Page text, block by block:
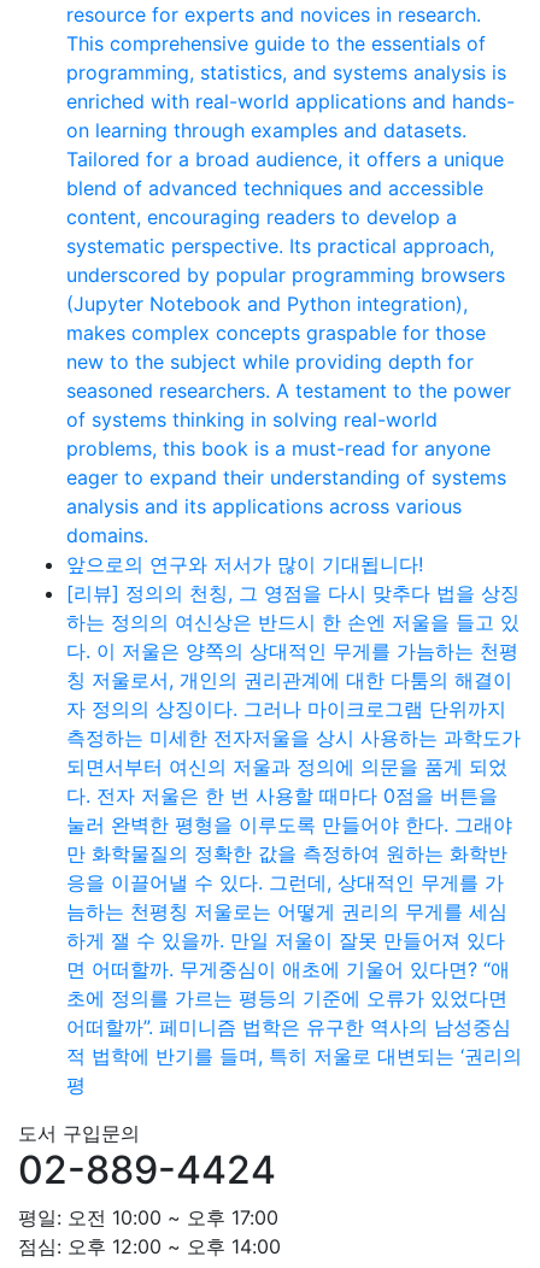
resource for experts and novices in research.
This comprehensive guide to the essentials of
programming, statistics, and systems analysis is
enriched with real-world applications and hands-
on learning through examples and datasets.
Tailored for a broad audience, it offers a unique
blend of advanced techniques and accessible
content, encouraging readers to develop a
systematic perspective. Its practical approach,
underscored by popular programming browsers
(Jupyter Notebook and Python integration),
makes complex concepts graspable for those
new to the subject while providing depth for
seasoned researchers. A testament to the power
of systems thinking in solving real-world
problems, this book is a must-read for anyone
eager to expand their understanding of systems
analysis and its applications across various
domains.
앞으로의 연구와 저서가 많이 기대됩니다!
[리뷰] 정의의 천칭, 그 영점을 다시 맞추다 법을 상징
하는 정의의 여신상은 반드시 한 손엔 저울을 들고 있
다. 이 저울은 양쪽의 상대적인 무게를 가늠하는 천평
칭 저울로서, 개인의 권리관계에 대한 다툼의 해결이
자 정의의 상징이다. 그러나 마이크로그램 단위까지
측정하는 미세한 전자저울을 상시 사용하는 과학도가
되면서부터 여신의 저울과 정의에 의문을 품게 되었
다. 전자 저울은 한 번 사용할 때마다 0점을 버튼을
눌러 완벽한 평형을 이루도록 만들어야 한다. 그래야
만 화학물질의 정확한 값을 측정하여 원하는 화학반
응을 이끌어낼 수 있다. 그런데, 상대적인 무게를 가
늠하는 천평칭 저울로는 어떻게 권리의 무게를 세심
하게 잴 수 있을까. 만일 저울이 잘못 만들어져 있다
면 어떠할까. 무게중심이 애초에 기울어 있다면? “애
초에 정의를 가르는 평등의 기준에 오류가 있었다면
어떠할까”. 페미니즘 법학은 유구한 역사의 남성중심
적 법학에 반기를 들며, 특히 저울로 대변되는 ‘권리의
평
도서 구입문의
02-889-4424
평일: 오전 10:00 ~ 오후 17:00
점심: 오후 12:00 ~ 오후 14:00